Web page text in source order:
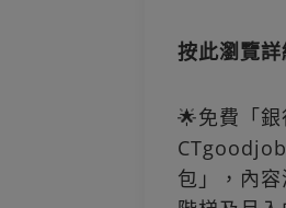
按此瀏覽詳
🌟免費「
包」，內